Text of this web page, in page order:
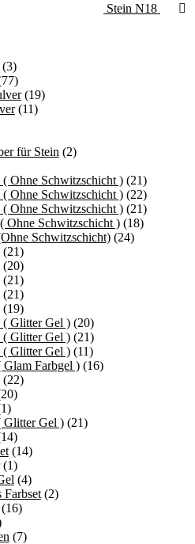
Stein N18
(3)
(19)
(11)
für Stein (2)
( Ohne Schwitzschicht ) (21)
( Ohne Schwitzschicht ) (22)
( Ohne Schwitzschicht ) (21)
Ohne Schwitzschicht ) (18)
Schwitzschicht) (24)
(21)
(20)
(21)
(21)
(19)
( Glitter Gel ) (20)
( Glitter Gel ) (21)
( Glitter Gel ) (11)
Glam Farbgel ) (16)
(22)
Glitter Gel ) (21)
(14)
(1)
(4)
Farbset (2)
(16)
(7)